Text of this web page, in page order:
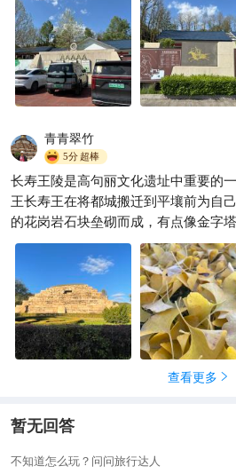
青青翠竹
5分超棒
长寿王陵是高句丽文化遗址中重要的
王长寿王在将都城搬迁到平壤前为自
的花岗岩石块垒砌而成，有点像金字
查看更多 
暂无回答
不知道怎么玩？问问旅行达人